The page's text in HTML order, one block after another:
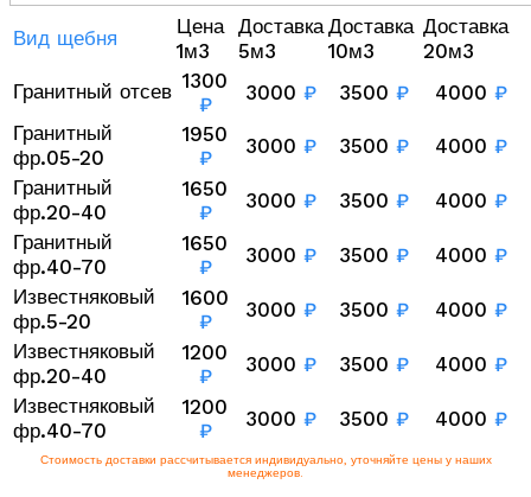
Вид щебня
Цена
1м3
Доставка
5м3
Доставка
10м3
Доставка
20м3
Гранитный отсев 1300
₽
3000 ₽ 3500 ₽ 4000 ₽
Гранитный
фр.05-20
1950
₽
3000 ₽ 3500 ₽ 4000 ₽
Гранитный
фр.20-40
1650
₽
3000 ₽ 3500 ₽ 4000 ₽
Гранитный
фр.40-70
1650
₽
3000 ₽ 3500 ₽ 4000 ₽
Известняковый
фр.5-20
1600
₽
3000 ₽ 3500 ₽ 4000 ₽
Известняковый
фр.20-40
1200
₽
3000 ₽ 3500 ₽ 4000 ₽
Известняковый
фр.40-70
1200
₽
3000 ₽ 3500 ₽ 4000 ₽
Стоимость доставки рассчитывается индивидуально, уточняйте цены у наших
менеджеров.